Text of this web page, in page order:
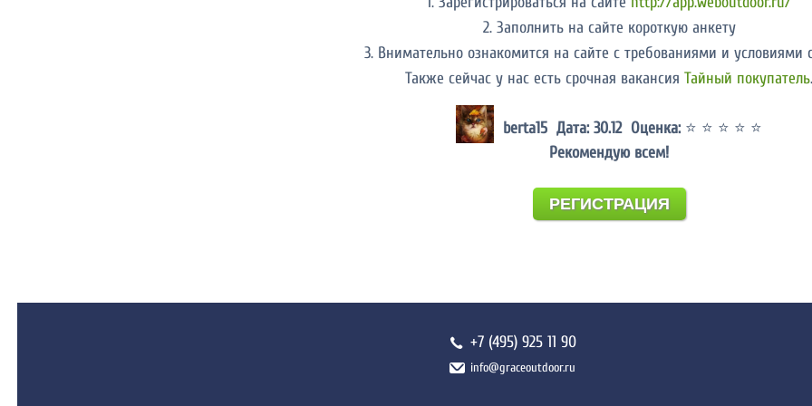
2. Заполнить на сайте короткую анкету
3. Внимательно ознакомится на сайте с требованиями и условиями
Также сейчас у нас есть срочная вакансия Тайный покупатель.
berta15 Дата: 30.12 Оценка: ⭐ ⭐ ⭐ ⭐ ⭐
Рекомендую всем!
РЕГИСТРАЦИЯ
+7 (495) 925 11 90
info@graceoutdoor.ru